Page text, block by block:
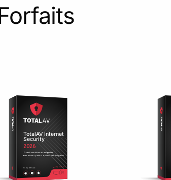
2026
Protection antivirus récompensée
avec mise au point et optimisation du système
Compatible avec Multiplateforme
TotalAV Internet
Security